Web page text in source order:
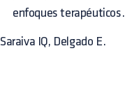
enfoques terapéuticos.
Saraiva IQ, Delgado E.